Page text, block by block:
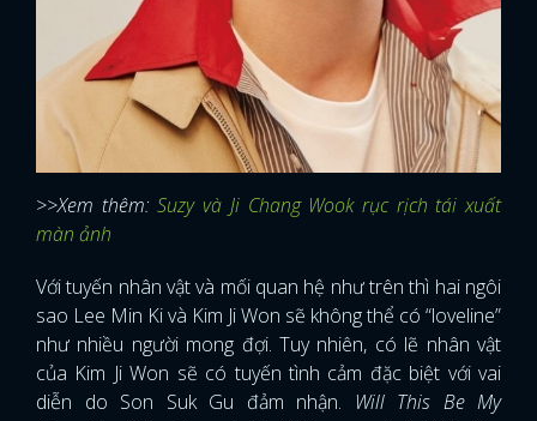
>>Xem thêm:Suzy và Ji Chang Wook rục rịch tái xuất
màn ảnh
Với tuyến nhân vật và mối quan hệ như trên thì hai ngôi
sao Lee Min Ki và Kim Ji Won sẽ không thể có “loveline”
như nhiều người mong đợi. Tuy nhiên, có lẽ nhân vật
của Kim Ji Won sẽ có tuyến tình cảm đặc biệt với vai
diễn do Son Suk Gu đảm nhận.
Will This Be My